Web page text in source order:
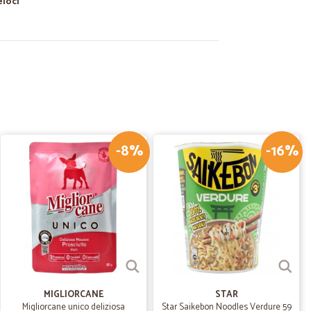
07/03/2025
pecca, scatola grande, poiché acquistato molte cose, il
non ha portato su scatolone. Lasciato giù senza dire
-8%
MIGLIORCANE
Migliorcane unico deliziosa
-16%
STAR
Star Saikebon Noodles Verdure 59